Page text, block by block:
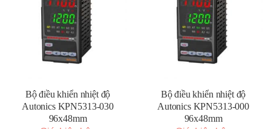
Bộ điều khiển nhiệt độ
Autonics KPN5313-030
96x48mm
Bộ điều khiển nhiệt độ
Autonics KPN5313-000
96x48mm